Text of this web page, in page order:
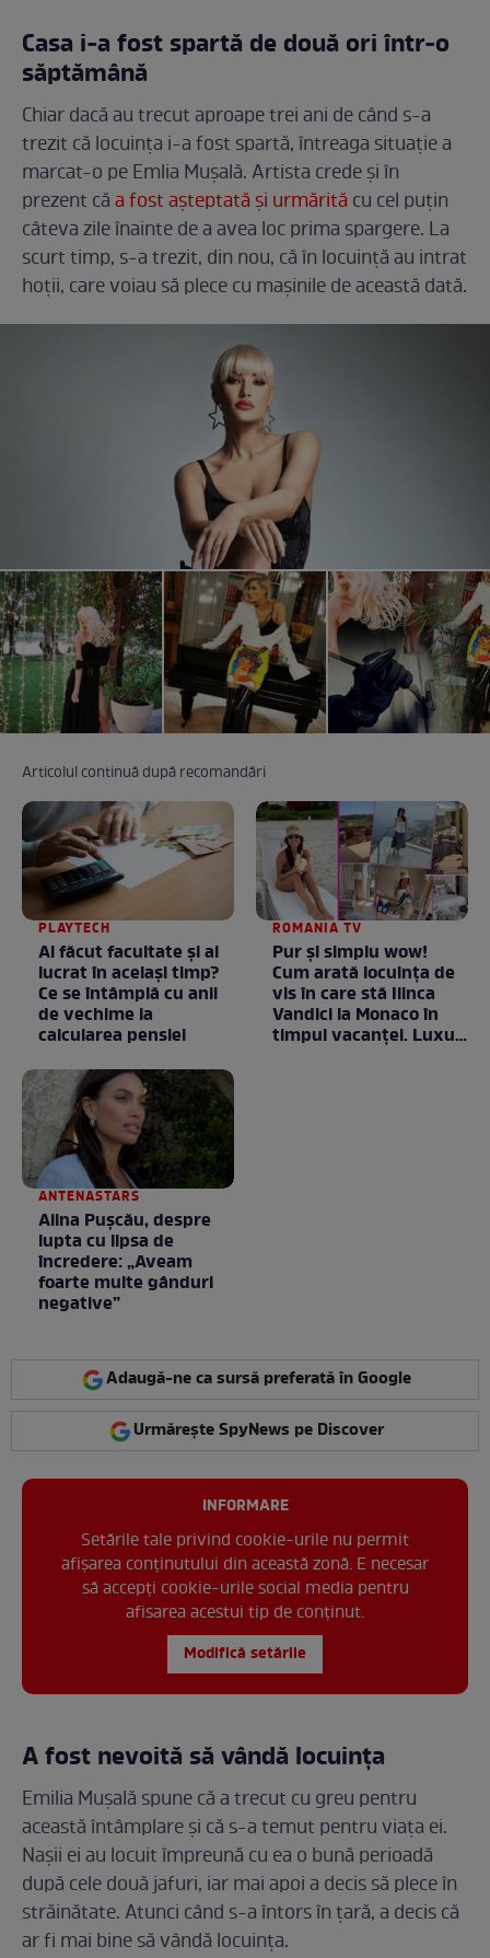
Casa i-a fost spartă de două ori într-o
săptămână
Chiar dacă au trecut aproape trei ani de când s-a
trezit că locuința i-a fost spartă, întreaga situație a
marcat-o pe Emlia Mușală. Artista crede și în
prezent căa fost așteptată și urmărită cu cel puțin
câteva zile înainte de a avea loc prima spargere. La
scurt timp, s-a trezit, din nou, că în locuință au intrat
hoții, care voiau să plece cu mașinile de această dată.
Articolul continuă după recomandări
PLAYTECH
Ai făcut facultate și ai
lucrat în același timp?
Ce se întâmplă cu anii
de vechime la
calcularea pensiei
ROMANIA TV
Pur și simplu wow!
Cum arată locuința de
vis în care stă Ilinca
Vandici la Monaco în
timpul vacanței. Luxul
ANTENASTARS
Alina Pușcău, despre
lupta cu lipsa de
încredere: „Aveam
foarte multe gânduri
negative”
Adaugă-ne ca sursă preferată în Google
Urmărește SpyNews pe Discover
INFORMARE
Setările tale privind cookie-urile nu permit
afișarea conținutului din această zonă. E necesar
să accepți cookie-urile social media pentru
afisarea acestui tip de conținut.
Modifică setările
A fost nevoită să vândă locuința
Emilia Mușală spune că a trecut cu greu pentru
această întâmplare și că s-a temut pentru viața ei.
Nașii ei au locuit împreună cu ea o bună perioadă
după cele două jafuri, iar mai apoi a decis să plece în
străinătate. Atunci când s-a întors în țară, a decis că
ar fi mai bine să vândă locuința.